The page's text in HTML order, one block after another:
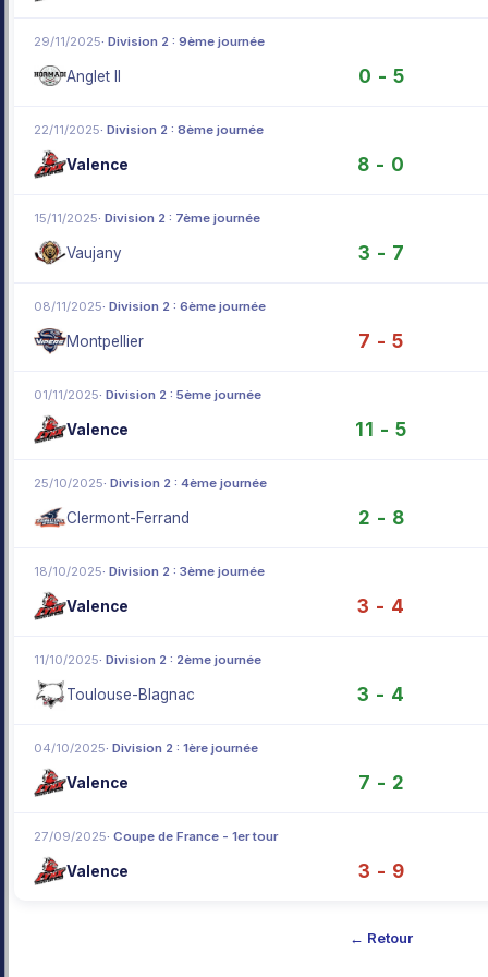
29/11/2025· Division 2 : 9ème journée
Anglet II 0 - 5
22/11/2025· Division 2 : 8ème journée
Valence 8 - 0
15/11/2025· Division 2 : 7ème journée
Vaujany 3 - 7
08/11/2025· Division 2 : 6ème journée
Montpellier 7 - 5
01/11/2025· Division 2 : 5ème journée
Valence 11 - 5
25/10/2025· Division 2 : 4ème journée
Clermont-Ferrand 2 - 8
18/10/2025· Division 2 : 3ème journée
Valence 3 - 4
11/10/2025· Division 2 : 2ème journée
Toulouse-Blagnac 3 - 4
04/10/2025· Division 2 : 1ère journée
Valence 7 - 2
27/09/2025· Coupe de France - 1er tour
Valence 3 - 9
← Retour